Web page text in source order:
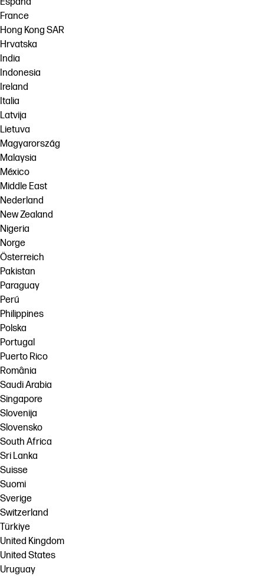
France
Hong Kong SAR
Hrvatska
India
Indonesia
Ireland
Italia
Latvija
Lietuva
Magyarország
Malaysia
México
Middle East
Nederland
New Zealand
Nigeria
Norge
Österreich
Pakistan
Paraguay
Perú
Philippines
Polska
Portugal
Puerto Rico
România
Saudi Arabia
Singapore
Slovenija
Slovensko
South Africa
Sri Lanka
Suisse
Suomi
Sverige
Switzerland
Türkiye
United Kingdom
United States
Uruguay